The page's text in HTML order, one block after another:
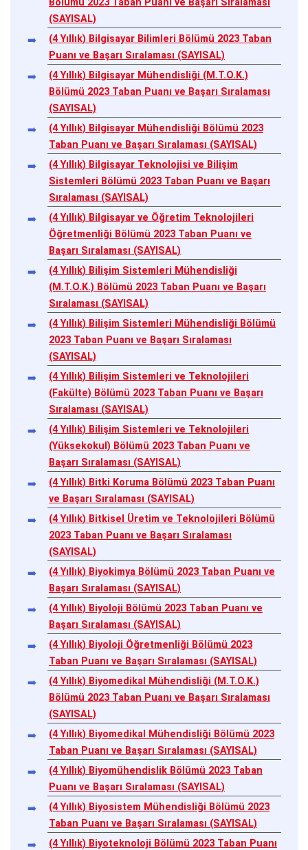
Bölümü 2023 Taban Puanı ve Başarı Sıralaması
(SAYISAL)
(4 Yıllık) Bilgisayar Bilimleri Bölümü 2023 Taban
Puanı ve Başarı Sıralaması (SAYISAL)
(4 Yıllık) Bilgisayar Mühendisliği (M.T.O.K.)
Bölümü 2023 Taban Puanı ve Başarı Sıralaması
(SAYISAL)
(4 Yıllık) Bilgisayar Mühendisliği Bölümü 2023
Taban Puanı ve Başarı Sıralaması (SAYISAL)
(4 Yıllık) Bilgisayar Teknolojisi ve Bilişim
Sistemleri Bölümü 2023 Taban Puanı ve Başarı
Sıralaması (SAYISAL)
(4 Yıllık) Bilgisayar ve Öğretim Teknolojileri
Öğretmenliği Bölümü 2023 Taban Puanı ve
Başarı Sıralaması (SAYISAL)
(4 Yıllık) Bilişim Sistemleri Mühendisliği
(M.T.O.K.) Bölümü 2023 Taban Puanı ve Başarı
Sıralaması (SAYISAL)
(4 Yıllık) Bilişim Sistemleri Mühendisliği Bölümü
2023 Taban Puanı ve Başarı Sıralaması
(SAYISAL)
(4 Yıllık) Bilişim Sistemleri ve Teknolojileri
(Fakülte) Bölümü 2023 Taban Puanı ve Başarı
Sıralaması (SAYISAL)
(4 Yıllık) Bilişim Sistemleri ve Teknolojileri
(Yüksekokul) Bölümü 2023 Taban Puanı ve
Başarı Sıralaması (SAYISAL)
(4 Yıllık) Bitki Koruma Bölümü 2023 Taban Puanı
ve Başarı Sıralaması (SAYISAL)
(4 Yıllık) Bitkisel Üretim ve Teknolojileri Bölümü
2023 Taban Puanı ve Başarı Sıralaması
(SAYISAL)
(4 Yıllık) Biyokimya Bölümü 2023 Taban Puanı ve
Başarı Sıralaması (SAYISAL)
(4 Yıllık) Biyoloji Bölümü 2023 Taban Puanı ve
Başarı Sıralaması (SAYISAL)
(4 Yıllık) Biyoloji Öğretmenliği Bölümü 2023
Taban Puanı ve Başarı Sıralaması (SAYISAL)
(4 Yıllık) Biyomedikal Mühendisliği (M.T.O.K.)
Bölümü 2023 Taban Puanı ve Başarı Sıralaması
(SAYISAL)
(4 Yıllık) Biyomedikal Mühendisliği Bölümü 2023
Taban Puanı ve Başarı Sıralaması (SAYISAL)
(4 Yıllık) Biyomühendislik Bölümü 2023 Taban
Puanı ve Başarı Sıralaması (SAYISAL)
(4 Yıllık) Biyosistem Mühendisliği Bölümü 2023
Taban Puanı ve Başarı Sıralaması (SAYISAL)
(4 Yıllık) Biyoteknoloji Bölümü 2023 Taban Puanı